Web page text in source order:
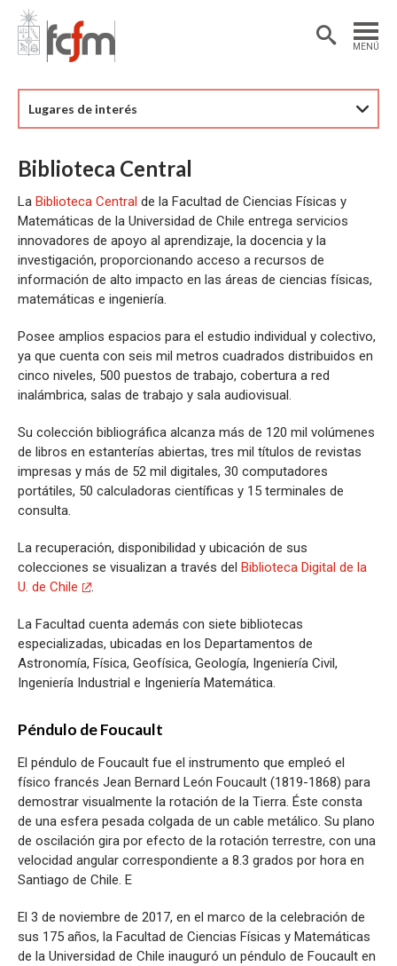
MENÚ
Estudiantes
Académicas/os
Lugares de interés
Biblioteca Central
La Biblioteca Central de la Facultad de Ciencias Físicas y
Matemáticas de la Universidad de Chile entrega servicios
innovadores de apoyo al aprendizaje, la docencia y la
investigación, proporcionando acceso a recursos de
información de alto impacto en las áreas de ciencias físicas,
matemáticas e ingeniería.
Posee amplios espacios para el estudio individual y colectivo,
ya que cuenta con seis mil metros cuadrados distribuidos en
cinco niveles, 500 puestos de trabajo, cobertura a red
inalámbrica, salas de trabajo y sala audiovisual.
Su colección bibliográfica alcanza más de 120 mil volúmenes
de libros en estanterías abiertas, tres mil títulos de revistas
impresas y más de 52 mil digitales, 30 computadores
portátiles, 50 calculadoras científicas y 15 terminales de
consulta.
La recuperación, disponibilidad y ubicación de sus
colecciones se visualizan a través del Biblioteca Digital de la
U. de Chile
.
La Facultad cuenta además con siete bibliotecas
especializadas, ubicadas en los Departamentos de
Astronomía, Física, Geofísica, Geología, Ingeniería Civil,
Ingeniería Industrial e Ingeniería Matemática.
Péndulo de Foucault
El péndulo de Foucault fue el instrumento que empleó el
físico francés Jean Bernard León Foucault (1819-1868) para
demostrar visualmente la rotación de la Tierra. Éste consta
de una esfera pesada colgada de un cable metálico. Su plano
de oscilación gira por efecto de la rotación terrestre, con una
velocidad angular correspondiente a 8.3 grados por hora en
Santiago de Chile. E
El 3 de noviembre de 2017, en el marco de la celebración de
sus 175 años, la Facultad de Ciencias Físicas y Matemáticas
de la Universidad de Chile inauguró un péndulo de Foucault en